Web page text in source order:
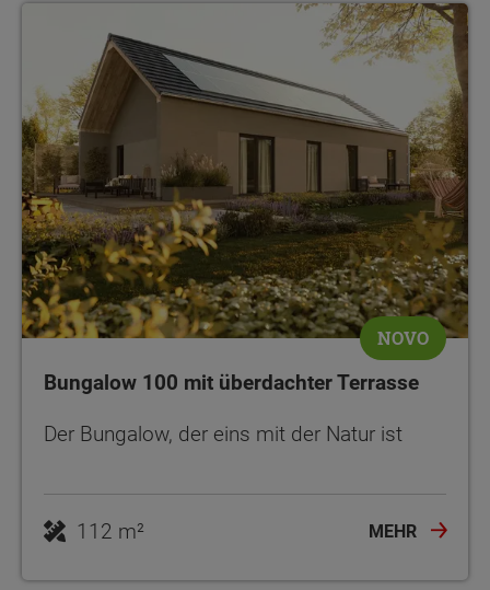
NOVO
Bungalow 100 mit überdachter Terrasse
Der Bungalow, der eins mit der Natur ist
112 m² MEHR